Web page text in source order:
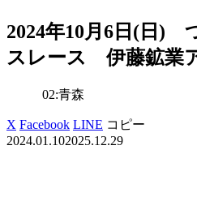
2024年10月6日(日)
スレース 伊藤鉱業
02:青森
X Facebook LINE コピー
2024.01.102025.12.29